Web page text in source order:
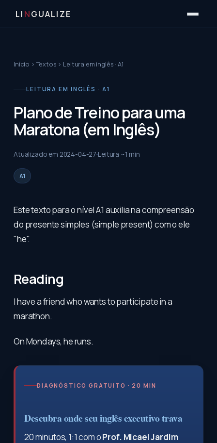
LI NGUALIZE
Início ›Textos › Leitura em inglês · A1
LEITURA EM INGLÊS · A1
Plano de Treino para uma
Maratona (em Inglês)
Atualizado em 2024-04-27 Leitura ~1 min
A1
Este texto para o nível A1 auxilia na compreensão
do presente simples (simple present) com o ele
"he".
Reading
I have a friend who wants to participate in a
marathon.
On Mondays, he runs.
DIAGNÓSTICO GRATUITO · 20 MIN
Descubra onde seu inglês executivo trava
20 minutos, 1:1 com oProf. Micael Jardim